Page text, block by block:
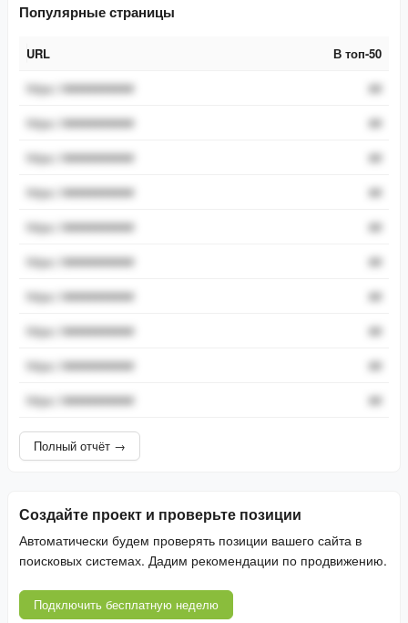
Популярные страницы
URL
В топ-50
URL
https://###########
##
https://###########
##
https://###########
##
https://###########
##
https://###########
##
https://###########
##
https://###########
##
https://###########
##
https://###########
##
https://###########
##
Полный отчёт →
Создайте проект и проверьте позиции
Автоматически будем проверять позиции вашего сайта в
поисковых системах. Дадим рекомендации по продвижению.
Подключить бесплатную неделю